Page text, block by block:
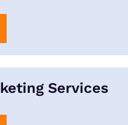
Services